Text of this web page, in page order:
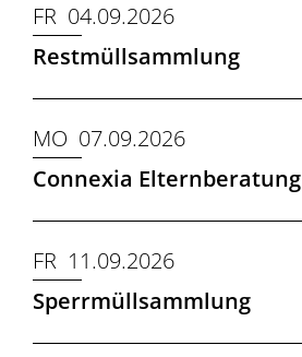
FR 04.09.2026
Restmüllsammlung
MO 07.09.2026
Connexia Elternberatung
FR 11.09.2026
Sperrmüllsammlung